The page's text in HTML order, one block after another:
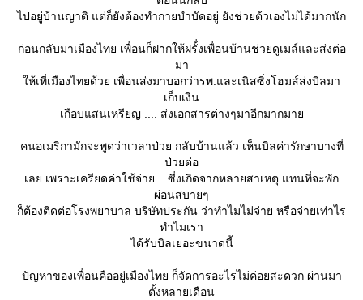
ไปอยู่บ้านญาติ แต่ก็ยังต้องทำกายบำบัดอยู่ ยังช่วยต้วเองไม่ได้มากนัก
ก่อนกลับมาเมืองไทย เพื่อนก็ฝากให้ฝรั้่งเพื่อนบ้านช่วยดูเมล์และส่งต่อ
มา
ห้เที่เมืองไทยด้วย เพื่อนส่งมาบอกว่ารพ.และเนิสซิ่งโฮมส์ส่งบิลมา
เก็บเงิน
เกือบแสนเหรียญ .... ส่งเอกสารต่างๆมาอีกมากมา
คนอเมริกามักจะพูดว่าเวลาป่วย กลับบ้านแล้ว เห็นบิลค่ารักษาบางที่
ป่วยต่อ
เลย เพราะเครียดค่าใช้จ่าย... ซี่งเกิดจากหลายสาเหตุ​ แทนที่จะพัก
ผ่อนสบายๆ
ก็ต้องติดต่อโรงพยาบาล บริษัทประกัน ว่าทำไมไม่จ่าย หรือจ่ายเท่าไร
ทำไมเรา
ได้รับบิลเยอะขนาดนี้
ปัญหาของเพื่อนคืออยู๋เมืองไทย ก็จัดการอะไรไม่ค่อยสะดวก ผ่านมา
ตั้งหลายเดือน